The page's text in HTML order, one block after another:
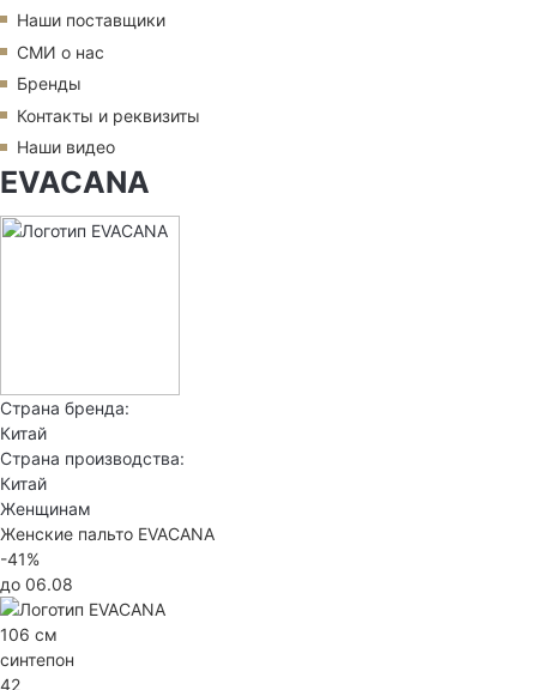
Наши поставщики
СМИ о нас
Бренды
Контакты и реквизиты
Наши видео
EVACANA
Страна бренда:
Китай
Страна производства:
Китай
Женщинам
Женские пальто EVACANA
-41%
до 06.08
106 см
синтепон
42